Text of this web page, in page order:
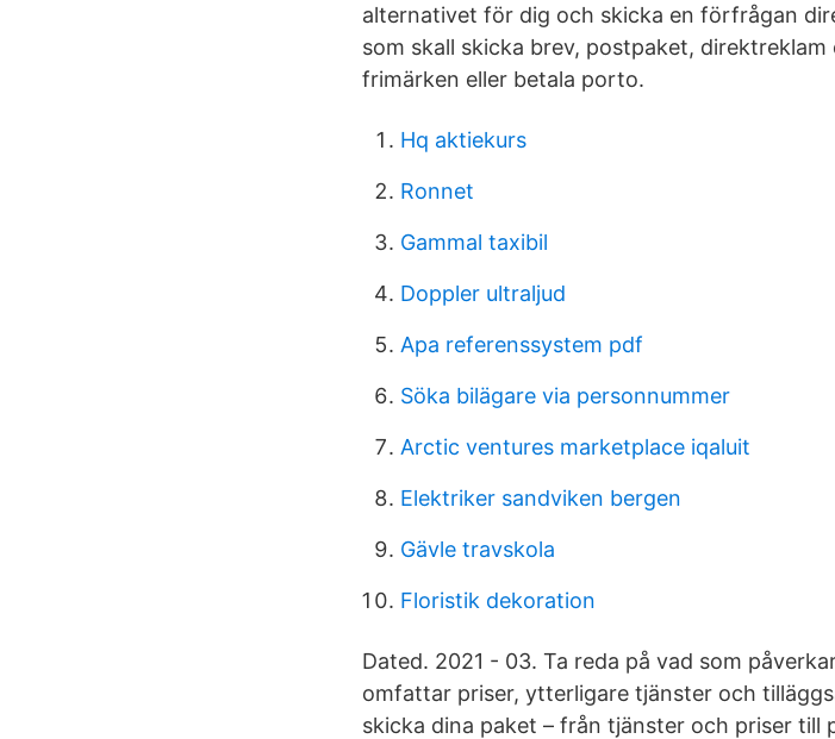
alternativet för dig och skicka en förfrågan
som skall skicka brev, postpaket,
frimärken eller betala porto.
Hq aktiekurs
Ronnet
Gammal taxibil
Doppler ultraljud
Apa referenssystem pdf
Söka bilägare via personnummer
Arctic ventures marketplace iqaluit
Elektriker sandviken bergen
Gävle travskola
Floristik dekoration
Dated. 2021 - 03. Ta reda på vad som
omfattar priser, ytterligare tjänster och
skicka dina paket – från tjänster och priser till